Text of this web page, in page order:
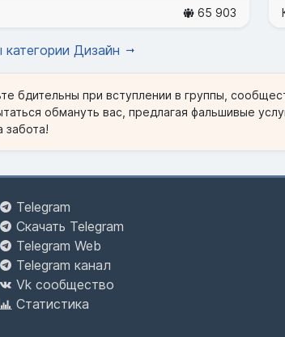
65 903
Дизайн
бдительны при вступлении в группы,
обмануть вас, предлагая фальшивые
забота!
Telegram
Скачать Telegram
Telegram Web
Telegram канал
Vk сообщество
Статистика